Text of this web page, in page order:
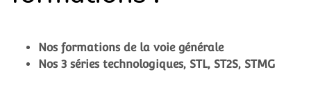
Nos formations de la voie générale
Nos 3 séries technologiques, STL, ST2S, STMG